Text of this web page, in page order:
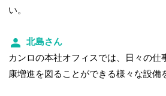
い。
北島さん
カンロの本社オフィスでは、日々の仕
康増進を図ることができる様々な設備